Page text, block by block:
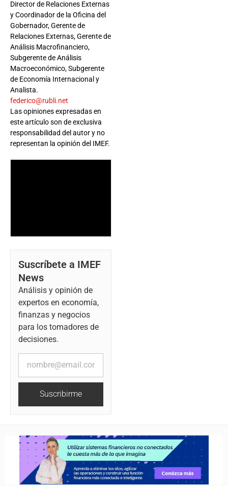
Director de Relaciones Externas
y Coordinador de la Oficina del
Gobernador, Gerente de
Relaciones Externas, Gerente de
Análisis Macrofinanciero,
Subgerente de Análisis
Macroeconómico, Subgerente
de Economía Internacional y
Analista.
federico@rubli.net
Las opiniones expresadas en
este artículo son de exclusiva
responsabilidad del autor y no
representan la opinión del IMEF.
Suscríbete a IMEF
News
Análisis y opinión de
expertos en economía,
finanzas y negocios
para los tomadores de
decisiones.
Suscribirme